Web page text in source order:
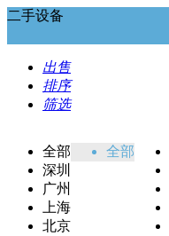
二手设备
出售
排序
筛选
全部
深圳
广州
上海
北京
全部